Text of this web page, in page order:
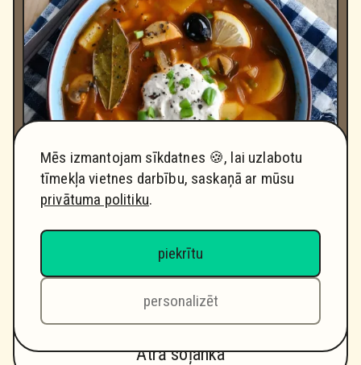
Grūtības pakāpe Daudzums
2 porcijas
Ātrā soļanka
Mēs izmantojam sīkdatnes 🍪, lai uzlabotu
tīmekļa vietnes darbību, saskaņā ar mūsu
privātuma politiku.
piekrītu
personalizēt